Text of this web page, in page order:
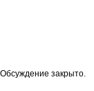
Обсуждение закрыто.